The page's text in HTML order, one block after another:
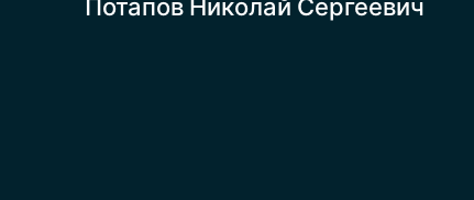
Потапов Николай Сергеевич